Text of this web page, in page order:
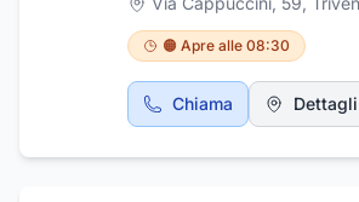
professionalità ed esperienza.
🟠 Apre alle 08:30
Chiama Dettagli